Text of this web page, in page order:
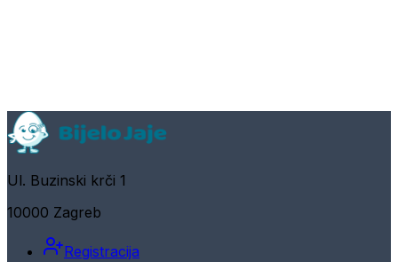
Ul. Buzinski krči 1
10000 Zagreb
Registracija